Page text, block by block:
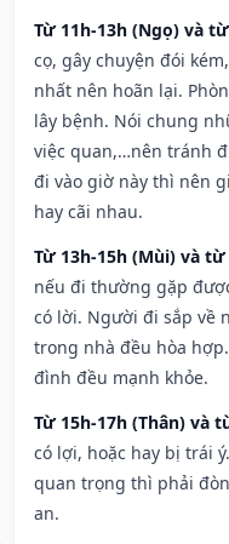
Từ 11h-13h (Ngọ) và
cọ, gây chuyện đói
nhất nên hoãn lại.
lây bệnh. Nói chung
việc quan,…nên tránh
đi vào giờ này thì nên
hay cãi nhau.
Từ 13h-15h (Mùi) và từ
nếu đi thường gặp
có lời. Người đi sắp về
trong nhà đều hòa
đình đều mạnh khỏe.
Từ 15h-17h (Thân) và
có lợi, hoặc hay bị trái
quan trọng thì phải
an.